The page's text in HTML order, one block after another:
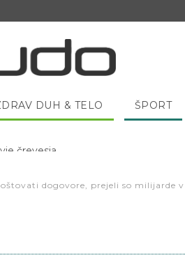
DUH & TELO ŠPORT
medu?
dogovore, prejeli so milijarde